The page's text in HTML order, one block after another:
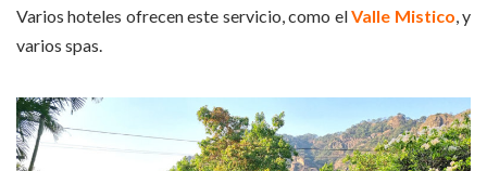
Varios hoteles ofrecen este servicio, como elValle Mistico, y
varios spas.